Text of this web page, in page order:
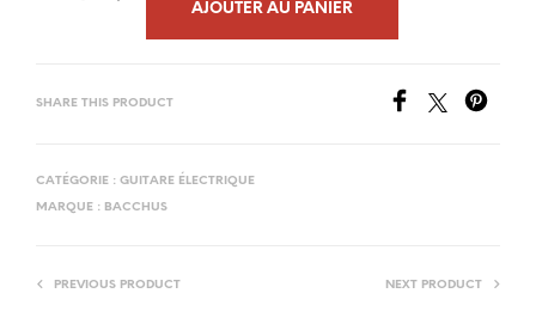
AJOUTER AU PANIER
SHARE THIS PRODUCT
CATÉGORIE : GUITARE ÉLECTRIQUE
MARQUE : BACCHUS
PREVIOUS PRODUCT NEXT PRODUCT